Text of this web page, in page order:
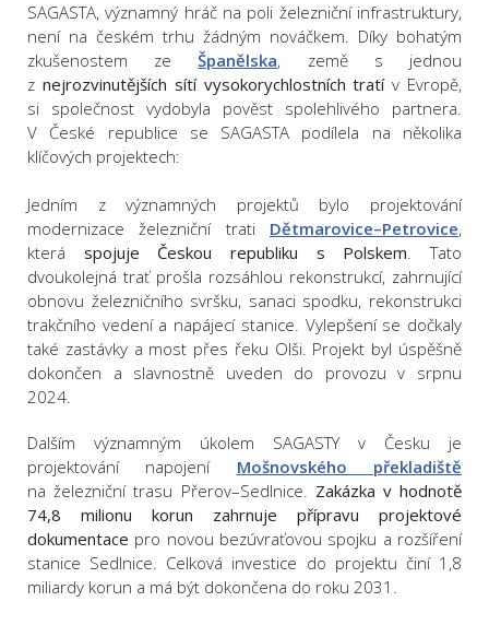
SAGASTA, významný hráč na poli železniční infrastruktury,
není na českém trhu žádným nováčkem. Díky bohatým
zkušenostem zeŠpanělska, země s jednou
z nejrozvinutějších sítí vysokorychlostních tratív Evropě,
si společnost vydobyla pověst spolehlivého partnera.
V České republice se SAGASTA podílela na několika
klíčových projektech:
Jedním z významných projektů bylo projektování
modernizace železniční trati Dětmarovice–Petrovice,
která spojuje Českou republiku s Polskem. Tato
dvoukolejná trať prošla rozsáhlou rekonstrukcí, zahrnující
obnovu železničního svršku, sanaci spodku, rekonstrukci
trakčního vedení a napájecí stanice. Vylepšení se dočkaly
také zastávky a most přes řeku Olši. Projekt byl úspěšně
dokončen a slavnostně uveden do provozu v srpnu
2024.
Dalším významným úkolem SAGASTY v Česku je
projektování napojení Mošnovského překladiště
na železniční trasu Přerov–Sedlnice. Zakázka v hodnotě
74,8 milionu korun zahrnuje přípravu projektové
dokumentace pro novou bezúvraťovou spojku a rozšíření
stanice Sedlnice. Celková investice do projektu činí 1,8
miliardy korun a má být dokončena do roku 2031.